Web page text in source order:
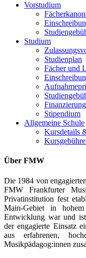
Vorstudium
Studium
Studienplan
Fächer und
Finanzierung
Stipendium
Allgemeine Schule
Kursdetails
Über FMW
Die 1984 von
FMW Frankfurter
Privatinstitution fest
Main-Gebiet in
Entwicklung war und
der engagierte Einsatz
aus erfahrenen,
Musikpädagog:innen